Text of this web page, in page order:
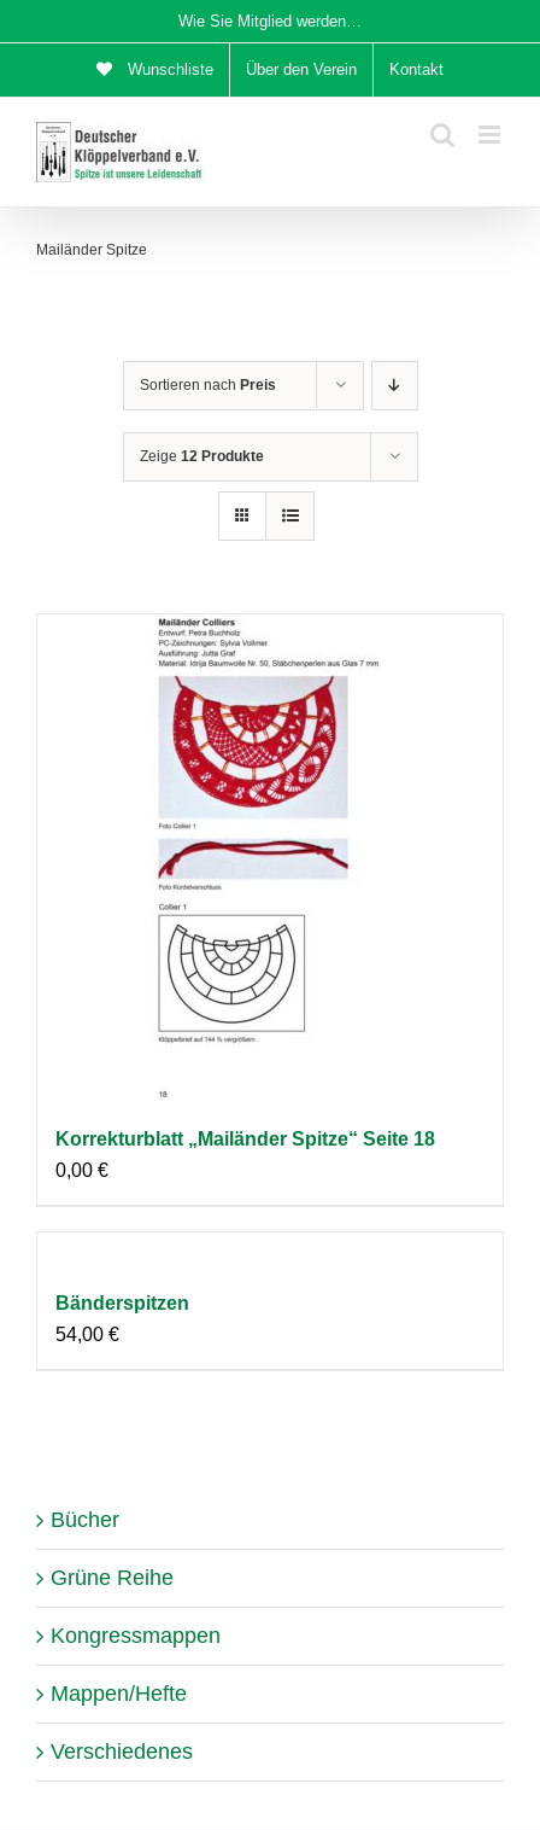
Inhalt
Wie Sie Mitglied werden…
Wunschliste Über den Verein Kontakt
Mailänder Spitze
Sortieren nach Preis
Zeige 12 Produkte
Korrekturblatt „Mailänder Spitze“ Seite 18
0,00 €
Bänderspitzen
54,00 €
Bücher
Grüne Reihe
Kongressmappen
Mappen/Hefte
Verschiedenes